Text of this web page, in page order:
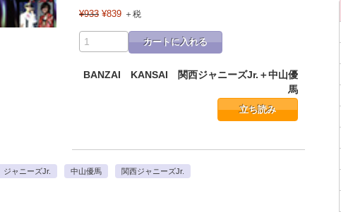
¥933 ¥839 ＋税
カートに入れる
BANZAI KANSAI 関西ジャニーズJr.＋中山優
馬
立ち読み
ジャニーズJr. 中山優馬 関西ジャニーズJr.